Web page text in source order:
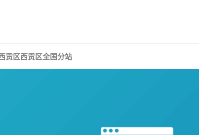
贡区西贡区全国分站